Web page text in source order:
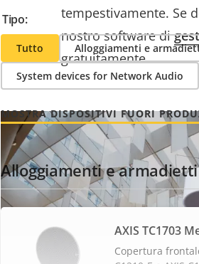
tempestivamente. Se
nostro software di
gratuitamente.
Tipo:
Tutto Alloggiamenti e
System devices for Network Audio
MOSTRA DISPOSITIVI FUORI
Alloggiamenti e armadietti
AXIS TC1703
Copertura